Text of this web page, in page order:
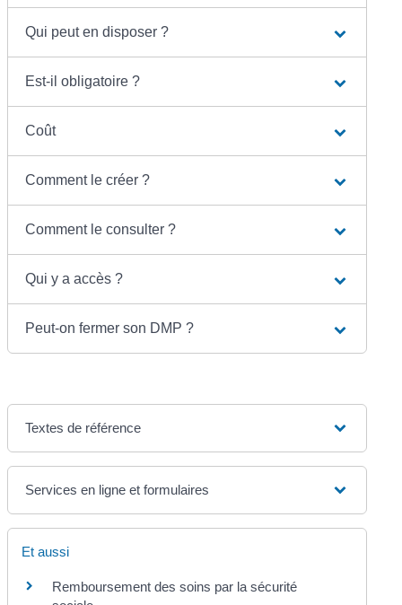
Qui peut en disposer ?
Est-il obligatoire ?
Coût
Comment le créer ?
Comment le consulter ?
Qui y a accès ?
Peut-on fermer son DMP ?
Textes de référence
Services en ligne et formulaires
Et aussi
Remboursement des soins par la sécurité